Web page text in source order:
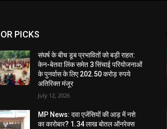
PICKS
संघर्ष के बीच डूब प्रभावितों को बड़ी राहत:
केन-बेतवा लिंक समेत 3 सिंचाई परियोजनाओं
के पुनर्वास के लिए 202.50 करोड़ रुपये
अतिरिक्त मंजूर
July 12, 2026
MP News: दवा एजेंसियों की आड़ में नशे
का कारोबार? 1.34 लाख बोतल ऑनरेक्स